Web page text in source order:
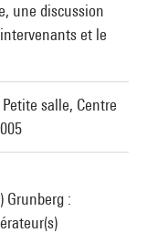
une discussion
et le
salle, Centre
Grunberg :